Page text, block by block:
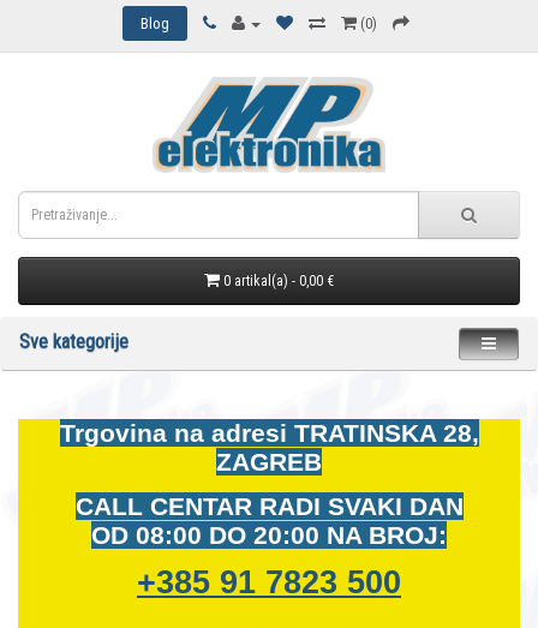
Blog (0)
0 artikal(a) - 0,00 €
Sve kategorije
Trgovina na adresi TRATINSKA 28,
ZAGREB
CALL CENTAR RADI SVAKI DAN
OD 08:00 DO 20:00 NA BROJ:
+385 91 7823 500